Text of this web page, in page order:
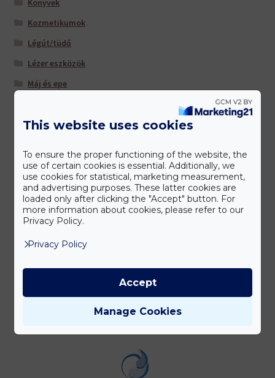
Könyvek
Kozmetikumok
Légút/tüdő
Lézer eszközök
Máj és epe
Nőknek
Szem/látás
Szív és érrendszer
Táplálkozás-Beállítás (TM) -hoz ajánljuk
Tisztítás és salaktalanítás
Úti patika
Várandósoknak
This website uses cookies
To ensure the proper functioning of the website, the
use of certain cookies is essential. Additionally, we
use cookies for statistical, marketing measurement,
and advertising purposes. These latter cookies are
loaded only after clicking the "Accept" button. For
more information about cookies, please refer to our
Privacy Policy.
Privacy Policy
Manage Cookies
Accept